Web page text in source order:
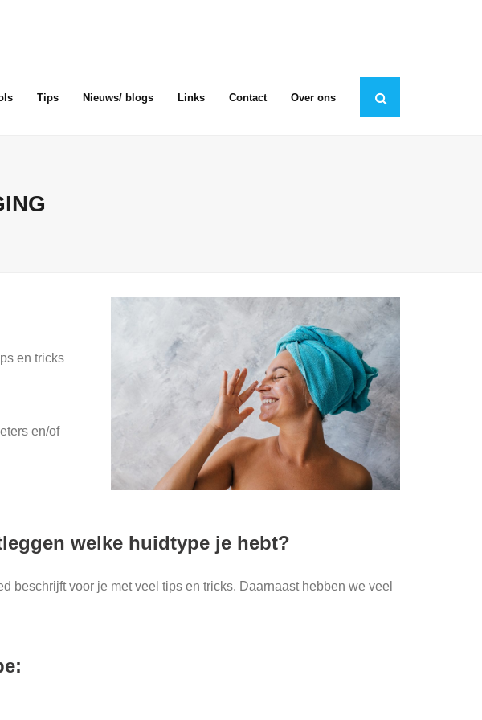
Tips Nieuws/ blogs Links Contact Over ons
en tricks
en/of
welke huidtype je hebt?
beschrijft voor je met veel tips en tricks. Daarnaast hebben we veel